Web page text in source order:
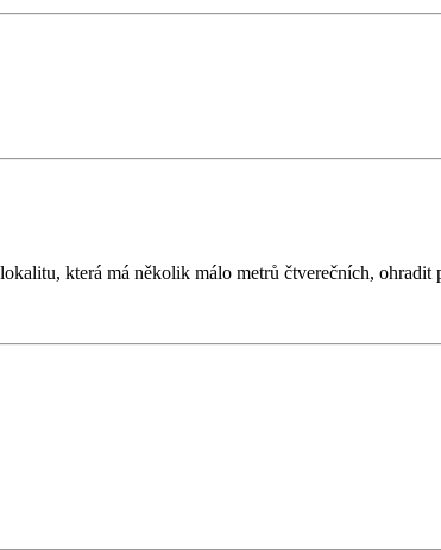
která má několik málo metrů čtverečních, ohradit